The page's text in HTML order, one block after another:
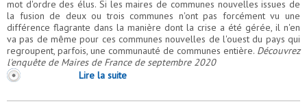
mot d'ordre des élus. Si les maires de communes nouvelles issues de
la fusion de deux ou trois communes n'ont pas forcément vu une
différence flagrante dans la manière dont la crise a été gérée, il n'en
va pas de même pour ces communes nouvelles de l'ouest du pays qui
regroupent, parfois, une communauté de communes entière. Découvrez
l'enquête de Maires de France de septembre 2020
Lire la suite